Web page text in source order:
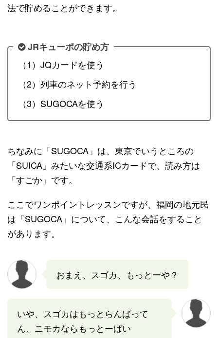
法で貯めることができます。
JRキューポの貯め方
（1）JQカードを使う
（2）列車のネット予約を行う
（3）SUGOCAを使う
ちなみに「SUGOCA」は、東京でいうところの
「SUICA」みたいな交通系ICカードで、読み方は
「すごか」です。
ここでワンポイントレッスンですが、福岡の地元民
は「SUGOCA」について、こんな会話をすること
があります。
おまえ、スゴカ、もっとーや？
いや、スゴカはもっとらんばって
ん、ニモカならもっとーばい